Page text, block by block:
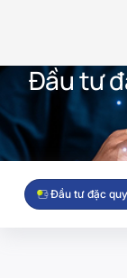
Đầu tư
Đầu tư đặc